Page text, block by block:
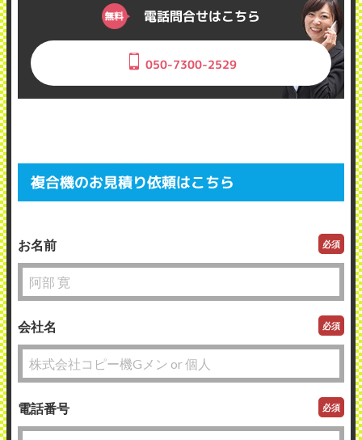
電話問合せはこちら
050-7300-2529
複合機のお見積り依頼はこちら
お名前 必須
会社名 必須
電話番号 必須